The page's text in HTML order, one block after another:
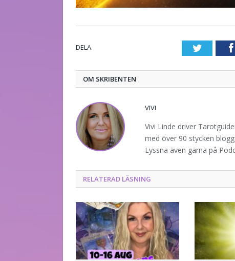
DELA. Twitter
OM SKRIBENTEN
VIVI
Vivi Linde driver
med över 90 stycken
Lyssna även gärna på
RELATERAD LÄSNING